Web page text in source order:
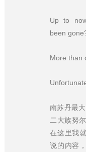
Up to
been
More than
南苏丹最
二大族努
在这里我
说的内容